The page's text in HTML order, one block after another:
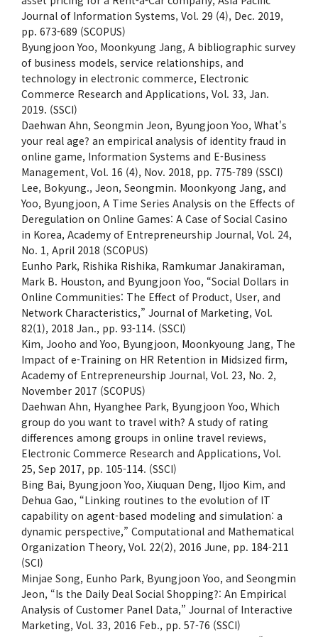
Journal of Information Systems, Vol. 29 (4), Dec. 2019,
pp. 673-689 (SCOPUS)
Byungjoon Yoo, Moonkyung Jang, A bibliographic survey
of business models, service relationships, and
technology in electronic commerce, Electronic
Commerce Research and Applications, Vol. 33, Jan.
2019. (SSCI)
Daehwan Ahn, Seongmin Jeon, Byungjoon Yoo, What's
your real age? an empirical analysis of identity fraud in
online game, Information Systems and E-Business
Management, Vol. 16 (4), Nov. 2018, pp. 775-789 (SSCI)
Lee, Bokyung., Jeon, Seongmin. Moonkyong Jang, and
Yoo, Byungjoon, A Time Series Analysis on the Effects of
Deregulation on Online Games: A Case of Social Casino
in Korea, Academy of Entrepreneurship Journal, Vol. 24,
No. 1, April 2018 (SCOPUS)
Eunho Park, Rishika Rishika, Ramkumar Janakiraman,
Mark B. Houston, and Byungjoon Yoo, “Social Dollars in
Online Communities: The Effect of Product, User, and
Network Characteristics,” Journal of Marketing, Vol.
82(1), 2018 Jan., pp. 93-114. (SSCI)
Kim, Jooho and Yoo, Byungjoon, Moonkyoung Jang, The
Impact of e-Training on HR Retention in Midsized firm,
Academy of Entrepreneurship Journal, Vol. 23, No. 2,
November 2017 (SCOPUS)
Daehwan Ahn, Hyanghee Park, Byungjoon Yoo, Which
group do you want to travel with? A study of rating
differences among groups in online travel reviews,
Electronic Commerce Research and Applications, Vol.
25, Sep 2017, pp. 105-114. (SSCI)
Bing Bai, Byungjoon Yoo, Xiuquan Deng, Iljoo Kim, and
Dehua Gao, “Linking routines to the evolution of IT
capability on agent-based modeling and simulation: a
dynamic perspective,” Computational and Mathematical
Organization Theory, Vol. 22(2), 2016 June, pp. 184-211
(SCI)
Minjae Song, Eunho Park, Byungjoon Yoo, and Seongmin
Jeon, “Is the Daily Deal Social Shopping?: An Empirical
Analysis of Customer Panel Data,” Journal of Interactive
Marketing, Vol. 33, 2016 Feb., pp. 57-76 (SSCI)